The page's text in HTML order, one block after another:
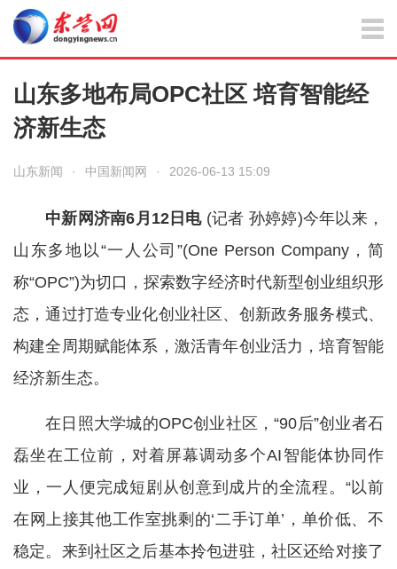
山东多地布局OPC社区 培育智能经
济新生态
山东新闻 · 中国新闻网 · 2026-06-13 15:09
中新网济南6月12日电(记者 孙婷婷)今年以来，
山东多地以“一人公司”(One Person Company，简
称“OPC”)为切口，探索数字经济时代新型创业组织形
态，通过打造专业化创业社区、创新政务服务模式、
构建全周期赋能体系，激活青年创业活力，培育智能
经济新生态。
在日照大学城的OPC创业社区，“90后”创业者石
磊坐在工位前，对着屏幕调动多个AI智能体协同作
业，一人便完成短剧从创意到成片的全流程。“以前
在网上接其他工作室挑剩的‘二手订单’，单价低、不
稳定。来到社区之后基本拎包进驻，社区还给对接了